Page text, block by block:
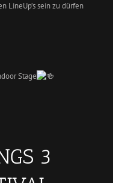
LineUp’s sein zu dürfen
Stage
3